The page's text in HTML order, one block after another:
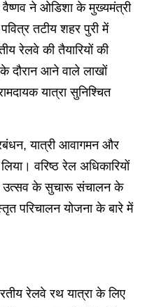
वैष्णव ने ओडिशा के मुख्यमंत्री
तटीय शहर पुरी में
रेलवे की तैयारियों की
दौरान आने वाले लाखों
यात्रा सुनिश्चित
यात्री आवागमन और
वरिष्ठ रेल अधिकारियों
उत्सव के सुचारू संचालन के
परिचालन योजना के बारे में
रेलवे रथ यात्रा के लिए